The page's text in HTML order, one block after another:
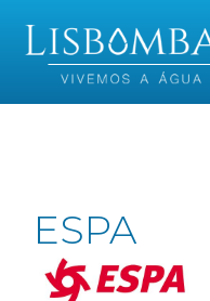
ESPA